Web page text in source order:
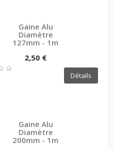
Gaine Alu
Diamètre
127mm - 1m
2,50 €
Détails
Gaine Alu
Diamètre
200mm - 1m